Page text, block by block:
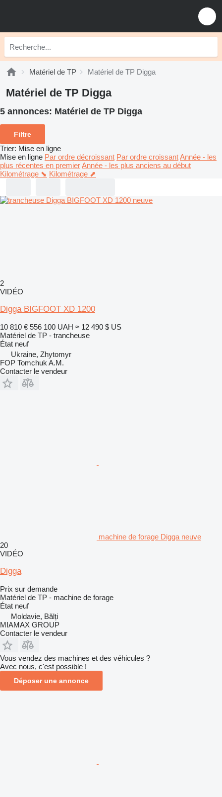
Matériel de TP Matériel de TP Digga
Matériel de TP Digga
5 annonces: Matériel de TP Digga
Filtre
Trier: Mise en ligne
Mise en ligne Par ordre décroissant Par ordre croissantAnnée - les
plus récentes en premierAnnée - les plus anciens au début
Kilométrage ⬊ Kilométrage ⬈
2
VIDÉO
Digga BIGFOOT XD 1200
10 810 € 556 100 UAH ≈ 12 490 $ US
Matériel de TP - trancheuse
État neuf
Ukraine, Zhytomyr
FOP Tomchuk A.M.
Contacter le vendeur
machine de forage Digga neuve
20
VIDÉO
Digga
Prix sur demande
Matériel de TP - machine de forage
État neuf
Moldavie, Bălți
MIAMAX GROUP
Contacter le vendeur
Vous vendez des machines et des véhicules ?
Avec nous, c'est possible !
Déposer une annonce